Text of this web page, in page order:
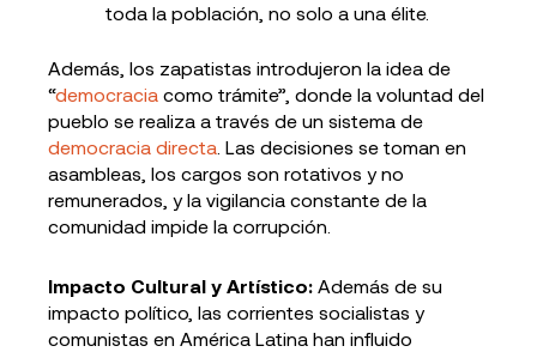
toda la población, no solo a una élite.
Además, los zapatistas introdujeron la idea de
“democracia como trámite”, donde la voluntad del
pueblo se realiza a través de un sistema de
democracia directa . Las decisiones se toman en
asambleas, los cargos son rotativos y no
remunerados, y la vigilancia constante de la
comunidad impide la corrupción.
Impacto Cultural y Artístico: Además de su
impacto político, las corrientes socialistas y
comunistas en América Latina han influido